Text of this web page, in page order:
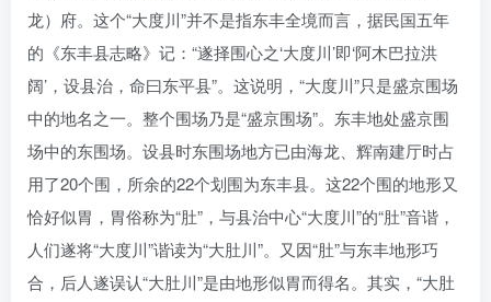
龙）府。这个“大度川”并不是指东丰全境而言，据民国五年
的《东丰县志略》记：“遂择围心之‘大度川’即‘阿木巴拉洪
阔’，设县治，命曰东平县”。这说明，“大度川”只是盛京围场
中的地名之一。整个围场乃是“盛京围场”。东丰地处盛京围
场中的东围场。设县时东围场地方已由海龙、辉南建厅时占
用了20个围，所余的22个划围为东丰县。这22个围的地形又
恰好似胃，胃俗称为“肚”，与县治中心“大度川”的“肚”音谐，
人们遂将“大度川”谐读为“大肚川”。又因“肚”与东丰地形巧
合，后人遂误认“大肚川”是由地形似胃而得名。其实，“大肚